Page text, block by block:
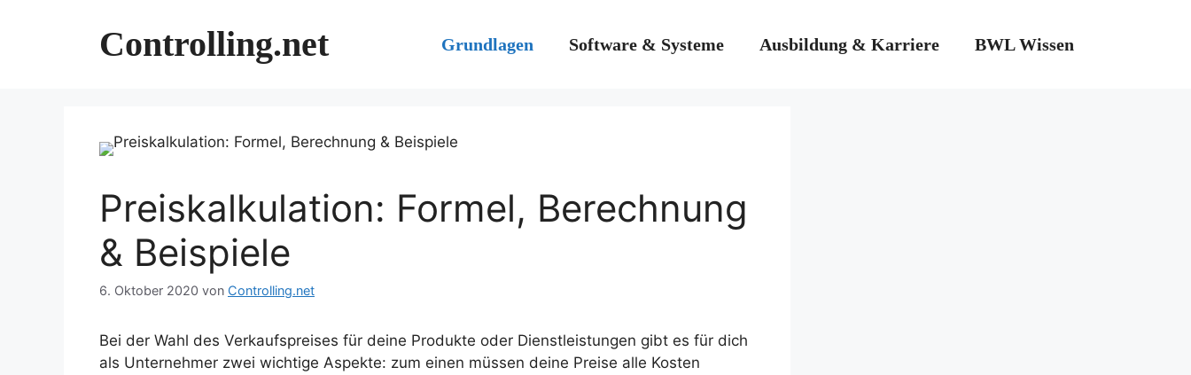
Controlling.net Grundlagen Software & Systeme Ausbildung & Karriere BWL Wissen
Preiskalkulation: Formel, Berechnung
& Beispiele
6. Oktober 2020 von Controlling.net
Bei der Wahl des Verkaufspreises für deine Produkte oder Dienstleistungen gibt es für dich
als Unternehmer zwei wichtige Aspekte: zum einen müssen deine Preise alle Kosten